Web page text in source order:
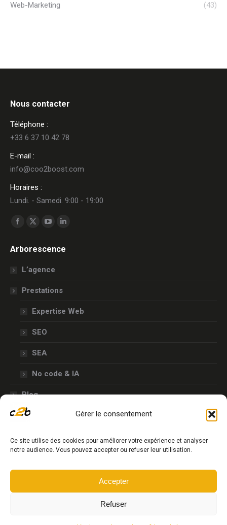
Gérer le consentement
Ce site utilise des cookies pour améliorer votre expérience et analyser
notre audience. Vous pouvez accepter ou refuser leur utilisation.
Accepter
Refuser
Web-Marketing
(43)
Nous contacter
Téléphone :
+33 6 37 10 42 78
E-mail :
info@coo2boost.com
Horaires :
Lundi. - Samedi. 9:00 - 19:00
Trouvez nous sur :
La
Facebook
s'ouvre
une
nouvelle
La
X
s'ouvre
une
nouvelle
YouTube
s'ouvre
une
nouvelle
LinkedIn
une
nouvelle
Arborescence
L’agence
Prestations
Expertise Web
SEO
SEA
No code & IA
Blog
Contact
Plan du site
© 2025 Coo2boost
Mentions légales & politique de confidentialité